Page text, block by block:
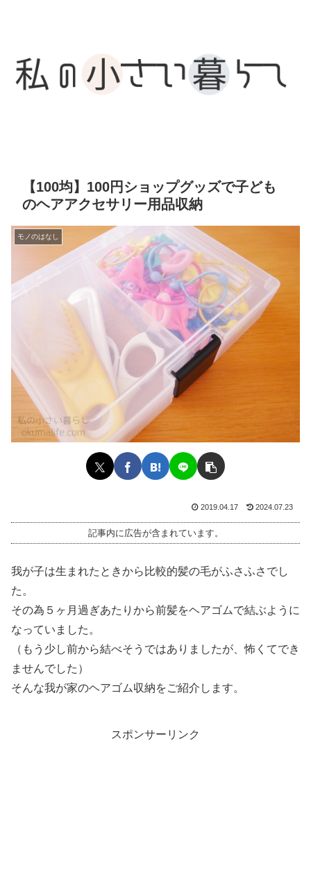
【100均】100円ショップグッズで子ども
のヘアアクセサリー用品収納
モノのはなし
2019.04.17 2024.07.23
記事内に広告が含まれています。
我が子は生まれたときから比較的髪の毛がふさふさでし
た。
その為５ヶ月過ぎあたりから前髪をヘアゴムで結ぶように
なっていました。
（もう少し前から結べそうではありましたが、怖くてでき
ませんでした）
そんな我が家のヘアゴム収納をご紹介します。
スポンサーリンク